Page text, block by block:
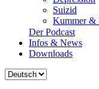
Suizid
Kummer &
Der Podcast
Infos & News
Downloads
Sprache